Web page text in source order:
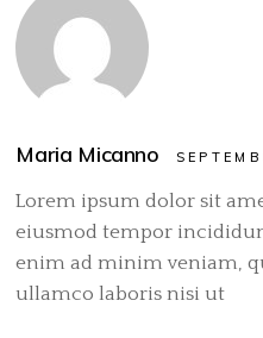
Maria Micanno
Lorem ipsum dolor sit
eiusmod tempor
enim ad minim veniam,
ullamco laboris nisi ut